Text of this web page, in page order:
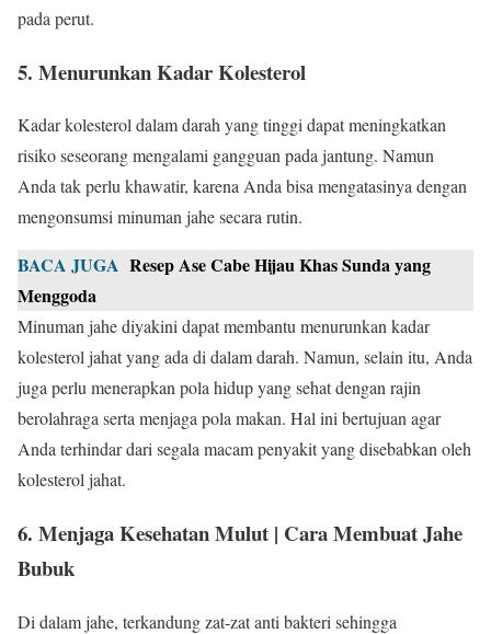
pada perut.
5. Menurunkan Kadar Kolesterol
Kadar kolesterol dalam darah yang tinggi dapat meningkatkan
risiko seseorang mengalami gangguan pada jantung. Namun
Anda tak perlu khawatir, karena Anda bisa mengatasinya dengan
mengonsumsi minuman jahe secara rutin.
BACA JUGA Resep Ase Cabe Hijau Khas Sunda yang
Menggoda
Minuman jahe diyakini dapat membantu menurunkan kadar
kolesterol jahat yang ada di dalam darah. Namun, selain itu, Anda
juga perlu menerapkan pola hidup yang sehat dengan rajin
berolahraga serta menjaga pola makan. Hal ini bertujuan agar
Anda terhindar dari segala macam penyakit yang disebabkan oleh
kolesterol jahat.
6. Menjaga Kesehatan Mulut | Cara Membuat Jahe
Bubuk
Di dalam jahe, terkandung zat-zat anti bakteri sehingga